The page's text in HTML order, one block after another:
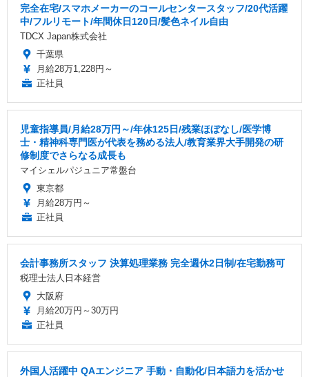
完全在宅/スマホメーカーのコールセンタースタッフ/20代活躍
中/フルリモート/年間休日120日/髪色ネイル自由
TDCX Japan株式会社
千葉県
月給28万1,228円～
正社員
児童指導員/月給28万円～/年休125日/残業ほぼなし/医学博
士・精神科専門医が代表を務める法人/教育業界大手開発の研
修制度でさらなる成長も
マイシェルパジュニア常盤台
東京都
月給28万円～
正社員
会計事務所スタッフ 決算処理業務 完全週休2日制/在宅勤務可
税理士法人日本経営
大阪府
月給20万円～30万円
正社員
外国人活躍中 QAエンジニア 手動・自動化/日本語力を活かせ